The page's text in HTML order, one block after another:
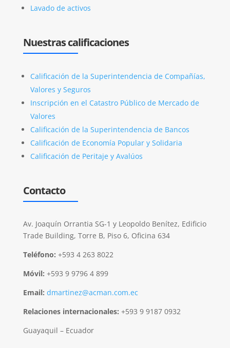
Lavado de activos
Nuestras calificaciones
Calificación de la Superintendencia de Compañías,
Valores y Seguros
Inscripción en el Catastro Público de Mercado de
Valores
Calificación de la Superintendencia de Bancos
Calificación de Economía Popular y Solidaria
Calificación de Peritaje y Avalúos
Contacto
Av. Joaquín Orrantia SG-1 y Leopoldo Benítez, Edificio
Trade Building, Torre B, Piso 6, Oficina 634
Teléfono: +593 4 263 8022
Móvil: +593 9 9796 4 899
Email: dmartinez@acman.com.ec
Relaciones internacionales: +593 9 9187 0932
Guayaquil – Ecuador